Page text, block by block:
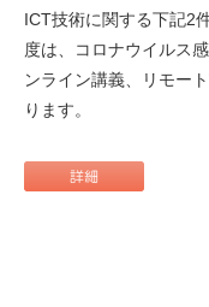
ICT技術に関する下記2
度は、コロナウイルス
ンライン講義、リモー
ります。